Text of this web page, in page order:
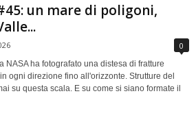
un mare di poligoni,
0
NASA ha fotografato una distesa di fratture
ogni direzione fino all'orizzonte. Strutture del
su questa scala. E su come si siano formate il